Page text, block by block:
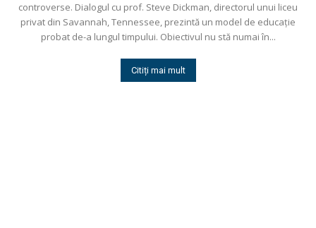
controverse. Dialogul cu prof. Steve Dickman, directorul unui liceu
privat din Savannah, Tennessee, prezintă un model de educaţie
probat de-a lungul timpului. Obiectivul nu stă numai în...
Citiți mai mult